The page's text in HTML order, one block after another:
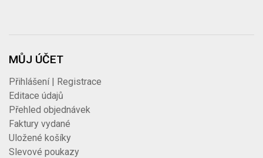
MŮJ ÚČET
Přihlášení | Registrace
Editace údajů
Přehled objednávek
Faktury vydané
Uložené košíky
Slevové poukazy